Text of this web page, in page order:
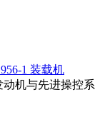
1 装载机
机与先进操控